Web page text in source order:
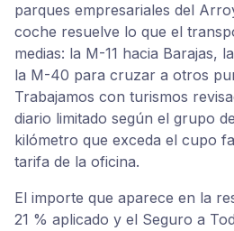
parques empresariales del
coche resuelve lo que el
medias: la M-11 hacia Barajas,
la M-40 para cruzar a otros
Trabajamos con turismos
diario limitado según el grupo
kilómetro que exceda el cupo
tarifa de la oficina.
El importe que aparece en la
21 % aplicado y el Seguro a